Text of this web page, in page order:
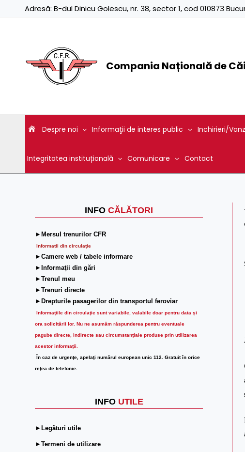
Adresă: B-dul Dinicu Golescu, nr. 38, sector 1, cod 010873
Compania Națională de Căi
Despre noi Informaţii de interes public Inchirieri/
Integritatea instituțională Comunicare Contact
INFO CĂLĂTORI
►Mersul trenurilor CFR
Informatii din circulaţie
►Camere web / tabele informare
►Informaţii din gări
►Trenul meu
►Trenuri directe
►Drepturile pasagerilor din transportul feroviar
Informaţiile din circulaţie sunt variabile, valabile doar pentru data şi
ora solicitării lor. Nu ne asumăm răspunderea pentru eventuale
pagube directe, indirecte sau circumstanțiale produse prin utilizarea
acestor informații.
În caz de urgenţe, apelaţi numărul european unic 112. Gratuit în orice
reţea de telefonie.
INFO UTILE
►Legături utile
►Termeni de utilizare